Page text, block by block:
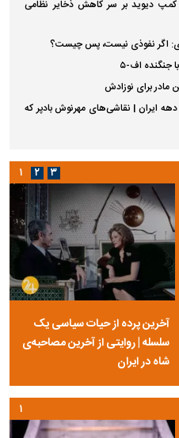
دیوید بر سر کاهش ذخایر نظامی
اگر نفوذی نیست، پس چیست؟
جنگنده اف-۵
مادر برای نوزادش
ایران | نقاشی‌های مهرنوش بادپر که
آخرین پرده از حیات سیاسی یک
سلسله | روایتی از آخرین مصاحبه‌ی
شاه در ایران
۱ ۲ ۳
۱